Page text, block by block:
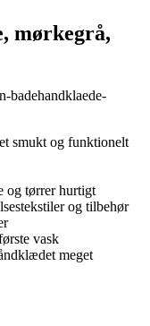
mørkegrå,
badehandklaede-
smukt og funktionelt
og tørrer hurtigt
og tilbehør
vask
meget